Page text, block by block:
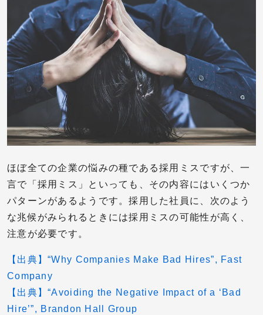
ほぼ全ての企業の悩みの種である採用ミスですが、一
言で「採用ミス」といっても、その内容にはいくつか
パターンがあるようです。採用した社員に、次のよう
な兆候がみられるときには採用ミスの可能性が高く、
注意が必要です。
【出典】“Why Companies Make Bad Hires”, Fast
Company
【出典】“Avoiding the Negative Impact of a ‘Bad
Hire’”, Brandon Hall Group